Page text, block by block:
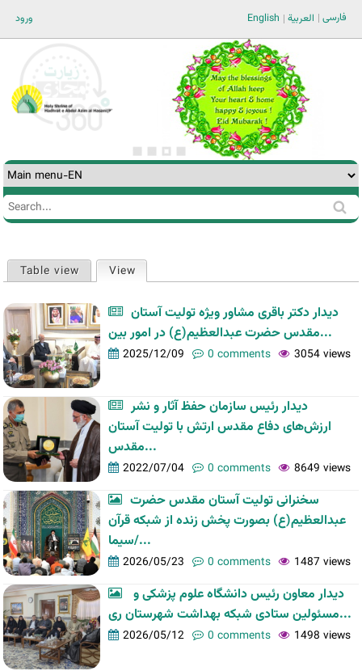
ورود فارسی العربية English
Search
Search
tabs
Table view View
دیدار دکتر باقری مشاور ویژه تولیت آستان
مقدس حضرت عبدالعظیم(ع) در امور بین...
2025/12/09 0 comments 3054 views
دیدار رئیس سازمان حفظ آثار و نشر
ارزش‌های دفاع مقدس ارتش با تولیت آستان
مقدس...
2022/07/04 0 comments 8649 views
سخنرانی تولیت آستان مقدس حضرت
عبدالعظیم(ع) بصورت پخش زنده از شبکه قرآن
سیما/...
2026/05/23 0 comments 1487 views
دیدار معاون رئیس دانشگاه علوم پزشکی و
مسئولین ستادی شبکه بهداشت شهرستان ری...
2026/05/12 0 comments 1498 views